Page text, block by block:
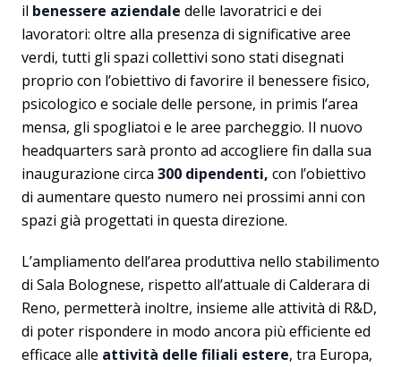
il benessere aziendale delle lavoratrici e dei
lavoratori: oltre alla presenza di significative aree
verdi, tutti gli spazi collettivi sono stati disegnati
proprio con l’obiettivo di favorire il benessere fisico,
psicologico e sociale delle persone, in primis l’area
mensa, gli spogliatoi e le aree parcheggio. Il nuovo
headquarters sarà pronto ad accogliere fin dalla sua
inaugurazione circa 300 dipendenti, con l’obiettivo
di aumentare questo numero nei prossimi anni con
spazi già progettati in questa direzione.
L’ampliamento dell’area produttiva nello stabilimento
di Sala Bolognese, rispetto all’attuale di Calderara di
Reno, permetterà inoltre, insieme alle attività di R&D,
di poter rispondere in modo ancora più efficiente ed
efficace alle attività delle filiali estere, tra Europa,